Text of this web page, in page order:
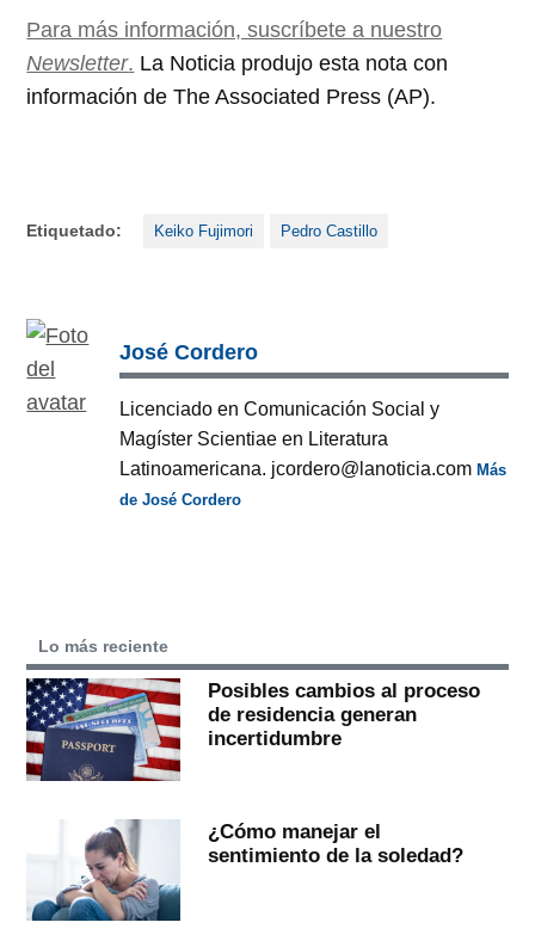
Para más información, suscríbete a nuestro
Newsletter. La Noticia produjo esta nota con
información de The Associated Press (AP).
Etiquetado: Keiko Fujimori Pedro Castillo
José Cordero
Licenciado en Comunicación Social y
Magíster Scientiae en Literatura
Latinoamericana. jcordero@lanoticia.comMás
de José Cordero
Lo más reciente
Posibles cambios al proceso
de residencia generan
incertidumbre
¿Cómo manejar el
sentimiento de la soledad?